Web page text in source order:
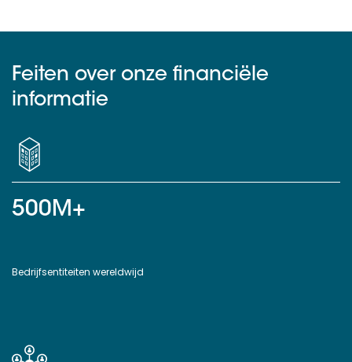
Feiten over onze financiële
informatie
500M+
Bedrijfsentiteiten wereldwijd